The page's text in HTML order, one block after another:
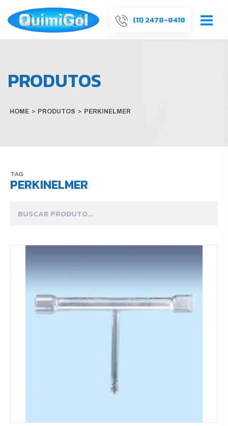
(11) 2478-8418
PRODUTOS
HOME > PRODUTOS > PERKINELMER
TAG
PERKINELMER